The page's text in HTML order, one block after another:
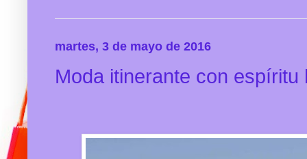
martes, 3 de mayo de 2016
Moda itinerante con espíritu